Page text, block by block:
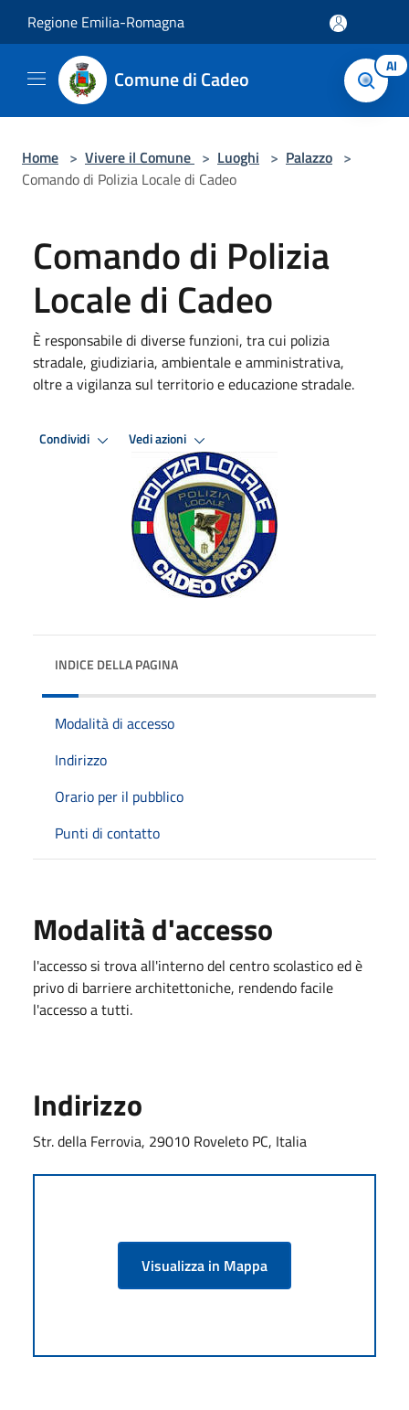
Regione Emilia-Romagna
Comune di Cadeo AI
Home > Vivere il Comune > Luoghi > Palazzo >
Comando di Polizia Locale di Cadeo
Comando di Polizia
Locale di Cadeo
È responsabile di diverse funzioni, tra cui polizia
stradale, giudiziaria, ambientale e amministrativa,
oltre a vigilanza sul territorio e educazione stradale.
Condividi Vedi azioni
INDICE DELLA PAGINA
Modalità di accesso
Indirizzo
Orario per il pubblico
Punti di contatto
Modalità d'accesso
l'accesso si trova all'interno del centro scolastico ed è
privo di barriere architettoniche, rendendo facile
l'accesso a tutti.
Indirizzo
Str. della Ferrovia, 29010 Roveleto PC, Italia
Visualizza in Mappa